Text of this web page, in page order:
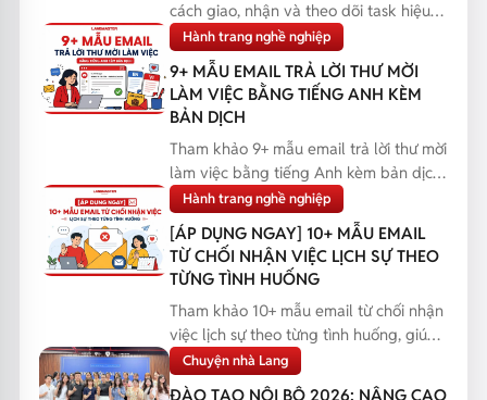
cách giao, nhận và theo dõi task hiệu
quả, giúp bạn q...
Hành trang nghề nghiệp
9+ MẪU EMAIL TRẢ LỜI THƯ MỜI
LÀM VIỆC BẰNG TIẾNG ANH KÈM
BẢN DỊCH
Tham khảo 9+ mẫu email trả lời thư mời
làm việc bằng tiếng Anh kèm bản dịch,
giúp bạn phản...
Hành trang nghề nghiệp
[ÁP DỤNG NGAY] 10+ MẪU EMAIL
TỪ CHỐI NHẬN VIỆC LỊCH SỰ THEO
TỪNG TÌNH HUỐNG
Tham khảo 10+ mẫu email từ chối nhận
việc lịch sự theo từng tình huống, giúp
bạn phản hồi...
Chuyện nhà Lang
ĐÀO TẠO NỘI BỘ 2026: NÂNG CAO